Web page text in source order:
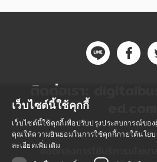
ติดต่อเรา:
ข้อตกลงการใช้บริการ
เว็บไซต์นี้ใช้คุกกี้
เว็บไซต์นี้ใช้คุกกี้เพื่อปรับปรุงประสบการณ์ขอ
คุณให้ความยินยอมในการใช้คุกกี้ภายใต้นโยบ
ละเอียดเพิ่มเติม